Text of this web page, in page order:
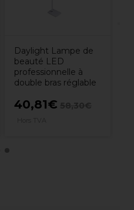
Daylight Lampe de
beauté LED
professionnelle à
double bras réglable
40,81€